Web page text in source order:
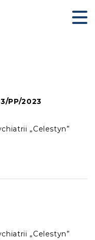
PP/2023
„Celestyn”
„Celestyn”